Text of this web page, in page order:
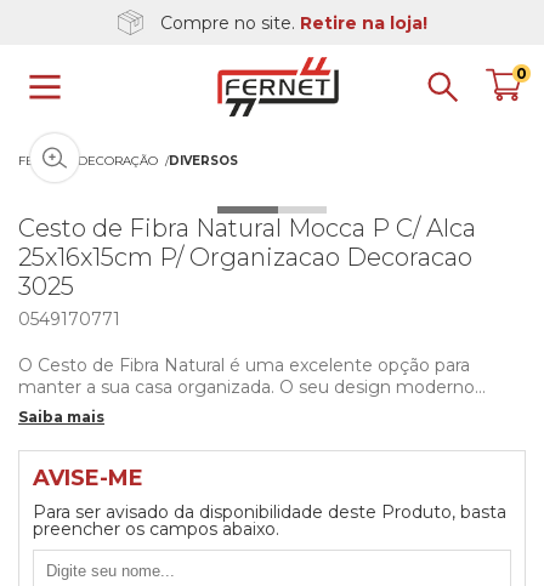
0
Compre no site. Retire na loja!
FERNET DECORAÇÃO DIVERSOS
Clique na imagem para dar zoom
Cesto de Fibra Natural Mocca P C/ Alca
25x16x15cm P/ Organizacao Decoracao
3025
0549170771
O Cesto de Fibra Natural é uma excelente opção para
manter a sua casa organizada. O seu design moderno
permite a sua utilização em diversos ambientes da casa,
podendo ser usado também como um item de decoração.
O seu par de alças ajuda na sua mobilidade, oferecendo
praticidade na hora de movimentar o cesto.
Medidas aproximadas do cesto:
- Altura do cesto: 15cm
- Altura c/ a alça: 21cm
Saiba mais
AVISE-ME
Para ser avisado da disponibilidade deste Produto, basta
preencher os campos abaixo.